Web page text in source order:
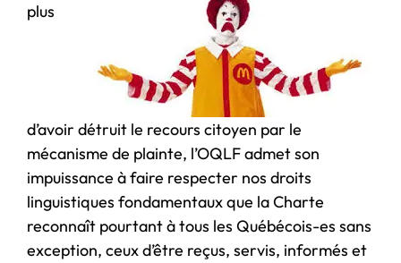
plus
d’avoir détruit le recours citoyen par le
mécanisme de plainte, l’OQLF admet son
impuissance à faire respecter nos droits
linguistiques fondamentaux que la Charte
reconnaît pourtant à tous les Québécois-es sans
exception, ceux d’être reçus, servis, informés et